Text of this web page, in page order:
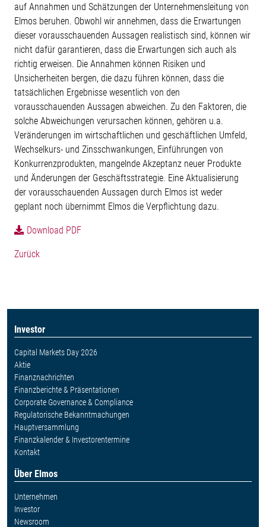
auf Annahmen und Schätzungen der Unternehmensleitung von
Elmos beruhen. Obwohl wir annehmen, dass die Erwartungen
dieser vorausschauenden Aussagen realistisch sind, können wir
nicht dafür garantieren, dass die Erwartungen sich auch als
richtig erweisen. Die Annahmen können Risiken und
Unsicherheiten bergen, die dazu führen können, dass die
tatsächlichen Ergebnisse wesentlich von den
vorausschauenden Aussagen abweichen. Zu den Faktoren, die
solche Abweichungen verursachen können, gehören u.a.
Veränderungen im wirtschaftlichen und geschäftlichen Umfeld,
Wechselkurs- und Zinsschwankungen, Einführungen von
Konkurrenzprodukten, mangelnde Akzeptanz neuer Produkte
und Änderungen der Geschäftsstrategie. Eine Aktualisierung
der vorausschauenden Aussagen durch Elmos ist weder
geplant noch übernimmt Elmos die Verpflichtung dazu.
Download PDF
Zurück
Investor
Capital Markets Day 2026
Aktie
Finanznachrichten
Finanzberichte & Präsentationen
Corporate Governance & Compliance
Regulatorische Bekanntmachungen
Hauptversammlung
Finanzkalender & Investorentermine
Kontakt
Über Elmos
Unternehmen
Investor
Newsroom